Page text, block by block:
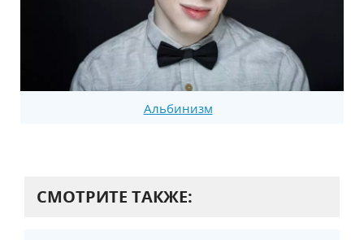
Альбинизм
СМОТРИТЕ ТАКЖЕ: